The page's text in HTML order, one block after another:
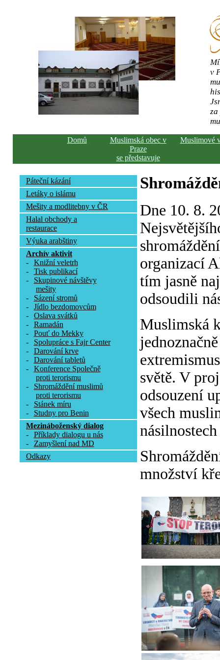
v
Domů
Muslimská obec v
Praze
se představuje
Muslimové
Páteční kázání
Letáky o islámu
Mešity a modlitebny v ČR
Halal obchody a
restaurace
Výuka arabštiny
Archív aktivit
-
Knižní veletrh
-
Tisk publikací
-
Skupinové návštěvy
mešity
-
Sázení stromů
-
Jídlo bezdomovcům
-
Oslava svátků
-
Ramadán
-
Pouť do Mekky
-
Spolupráce s Fajr Center
-
Darování krve
-
Darování tabletů
-
Konference Společně
proti terorismu
-
Shromáždění muslimů
proti terorismu
-
Stánek míru
-
Studny pro Benin
Mezináboženský dialog
-
Příklady dialogu u nás
-
Zamyšlení nad MD
Odkazy
Dne 10. 8.
organizací
tím jasně
odsoudili
Muslimská
světě. V
odsouzení
všech
množství